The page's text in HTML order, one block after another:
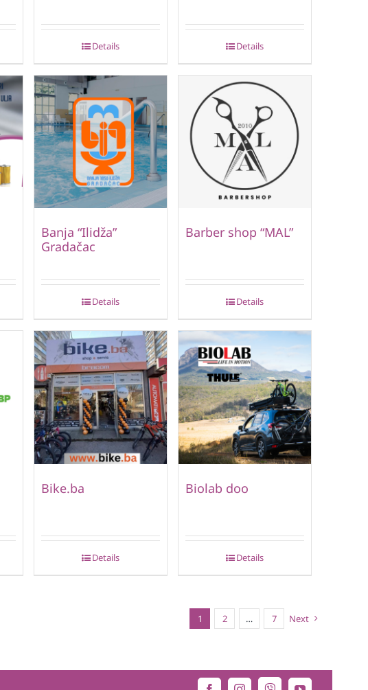
Details Details
Banja “Ilidža”
Gradačac
Details
Barber shop “MAL”
Details
Bike.ba
Details
Biolab doo
Details
1 2 … 7 Next